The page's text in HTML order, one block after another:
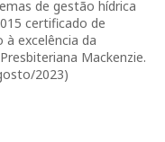
de gestão hídrica
certificado de
excelência da
Mackenzie.
2023)